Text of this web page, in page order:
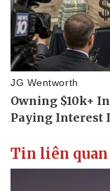
Tin liên quan